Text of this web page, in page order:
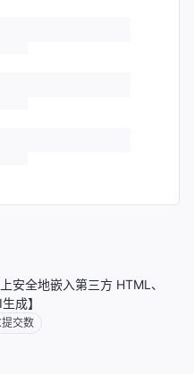
安全地嵌入第三方 HTML、
成】
提交数